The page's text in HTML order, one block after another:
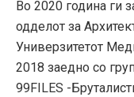
Во 2020 година ги
одделот за
Универзитетот
2018 заедно со
99FILES -